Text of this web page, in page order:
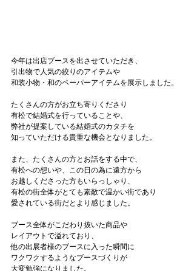
今年は出店ブースを出させていただき、
引出物で人気の絞りのアイテムや
和装小物・和のペーパーアイテムを展示しました。
たくさんの方がお立ち寄りくださり
有松で結婚式を行っていることや、
弊社が提案している結婚式のカタチを
知っていただける貴重な機会となりました。
また、たくさんの方とお話をする中で、
有松への想いや、この日の為に遠方から
お越しくださった方もいらっしゃり、
有松の街全体がとても素敵で温かい街であり
愛されている街だとより感じました。
ブース全体がこだわり抜いた商品や
レイアウトで溢れており、
他の出展者様のブースに入った瞬間に
ワクワクするようなブースづくりが
大変勉強になりました。